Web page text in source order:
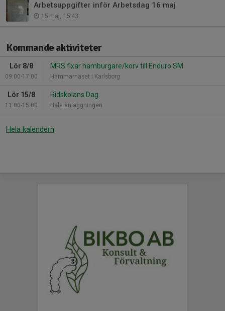
Arbetsuppgifter inför Arbetsdag 16 maj
15 maj, 15:43
Kommande aktiviteter
Lör 8/8
09:00-17:00
MRS fixar hamburgare/korv till Enduro SM
Hammarnäset i Karlsborg
Lör 15/8
11:00-15:00
Ridskolans Dag
Hela anläggningen
Hela kalendern